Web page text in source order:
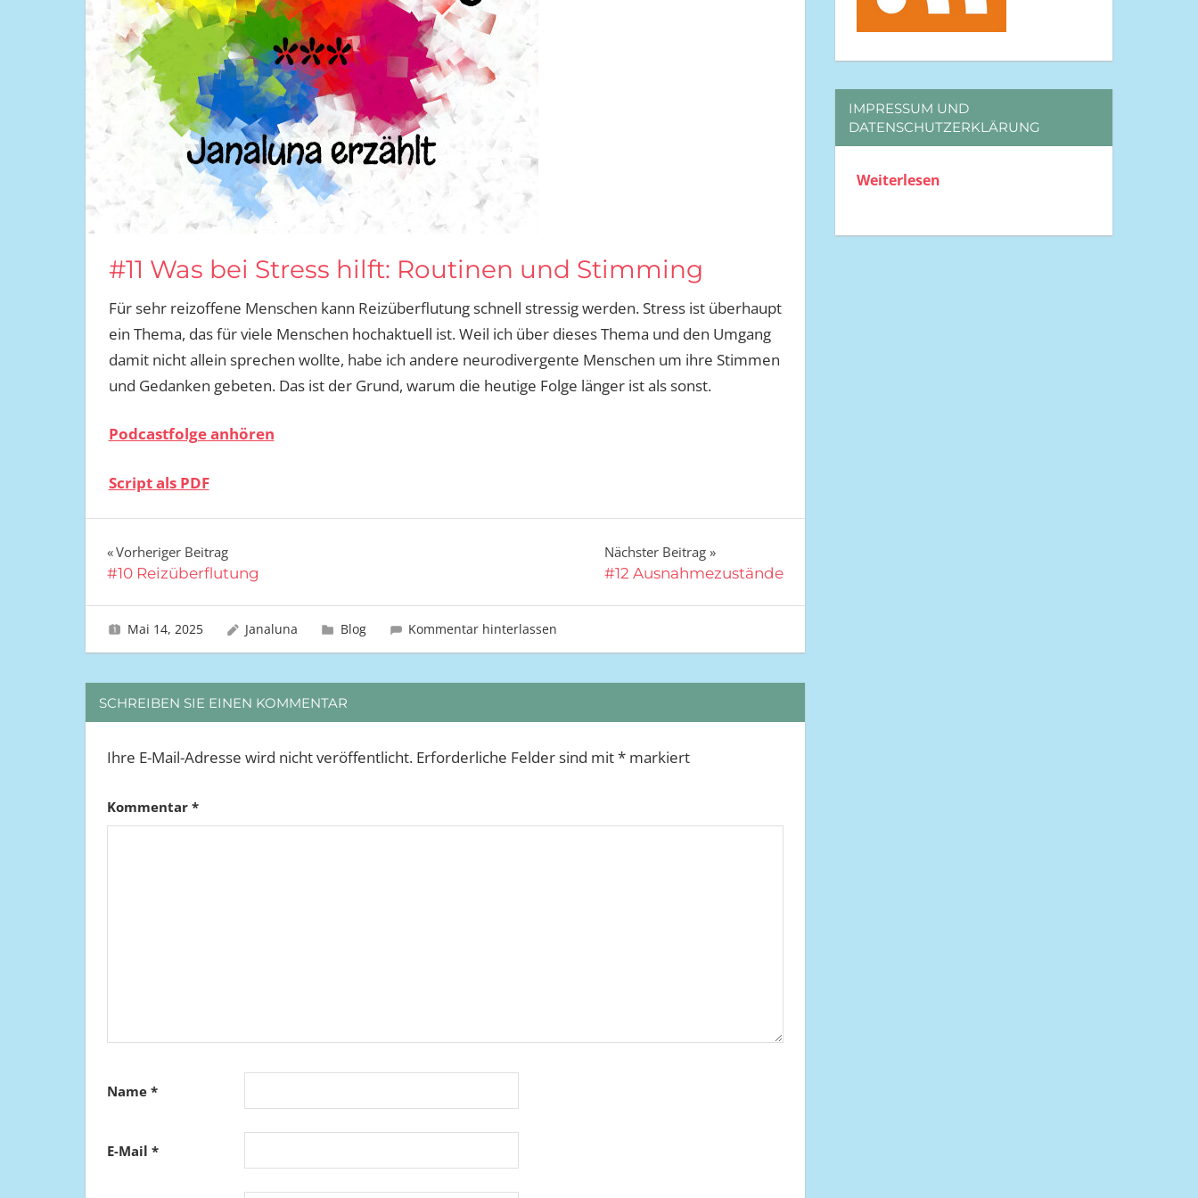
#11 Was bei Stress hilft: Routinen und Stimming
Für sehr reizoffene Menschen kann Reizüberflutung schnell stressig werden. Stress ist überhaupt
ein Thema, das für viele Menschen hochaktuell ist. Weil ich über dieses Thema und den Umgang
damit nicht allein sprechen wollte, habe ich andere neurodivergente Menschen um ihre Stimmen
und Gedanken gebeten. Das ist der Grund, warum die heutige Folge länger ist als sonst.
Podcastfolge anhören
Script als PDF
Beitrags-
Navigation
Vorheriger Beitrag
#10 Reizüberflutung
Nächster Beitrag
#12 Ausnahmezustände
Mai 14, 2025 Janaluna Blog Kommentar hinterlassen
SCHREIBEN SIE EINEN KOMMENTAR
Ihre E-Mail-Adresse wird nicht veröffentlicht. Erforderliche Felder sind mit* markiert
Kommentar *
Name *
E-Mail *
IMPRESSUM UND
DATENSCHUTZERKLÄRUNG
Weiterlesen